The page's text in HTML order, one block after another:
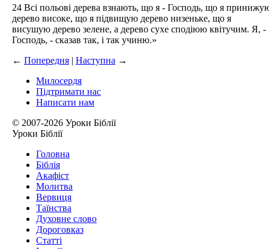
24 Всі польові дерева взнають, що я - Господь, що я
дерево високе, що я підвищую дерево низеньке, що я
висушую дерево зелене, а дерево сухе сподіюю квітучим. Я, -
Господь, - сказав так, і так учиню.»
← Попередня | Наступна →
Милосердя
Підтримати нас
Написати нам
© 2007-2026 Уроки Біблії
Уроки Біблії
Головна
Біблія
Акафіст
Молитва
Вервиця
Таїнства
Духовне слово
Дороговказ
Cтатті